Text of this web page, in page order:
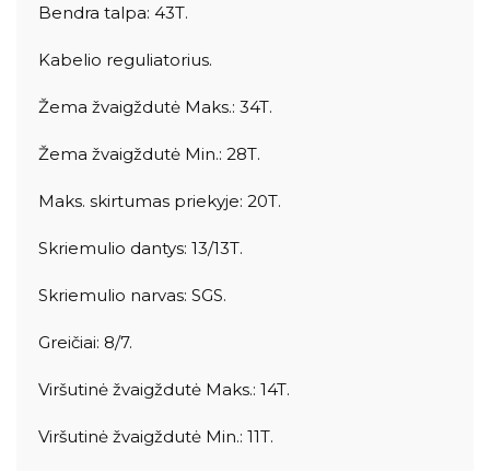
Bendra talpa: 43T.
Kabelio reguliatorius.
Žema žvaigždutė Maks.: 34T.
Žema žvaigždutė Min.: 28T.
Maks. skirtumas priekyje: 20T.
Skriemulio dantys: 13/13T.
Skriemulio narvas: SGS.
Greičiai: 8/7.
Viršutinė žvaigždutė Maks.: 14T.
Viršutinė žvaigždutė Min.: 11T.